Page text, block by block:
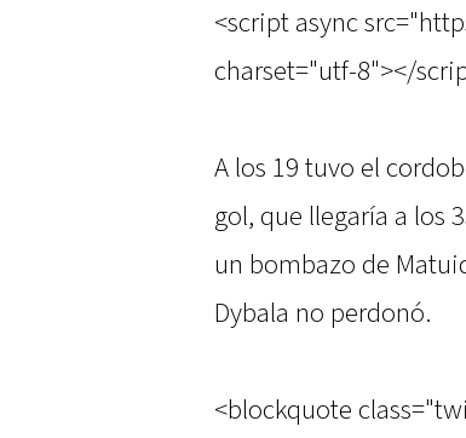
<script async
charset="utf-8"></
A los 19 tuvo el
gol, que llegaría a los
un bombazo de
Dybala no perdonó.
<blockquote